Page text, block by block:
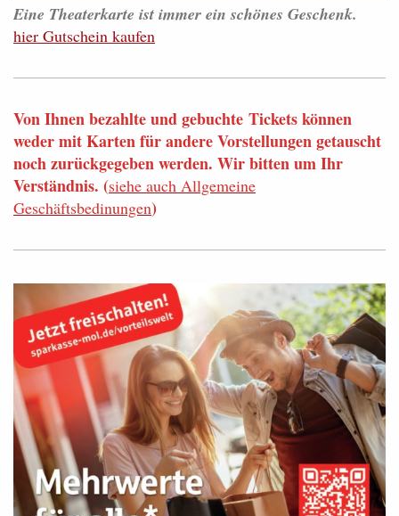
Eine Theaterkarte ist immer ein schönes Geschenk.
hier Gutschein kaufen
Von Ihnen bezahlte und gebuchte Tickets können
weder mit Karten für andere Vorstellungen getauscht
noch zurückgegeben werden. Wir bitten um Ihr
Verständnis. (siehe auch Allgemeine
Geschäftsbedinungen)